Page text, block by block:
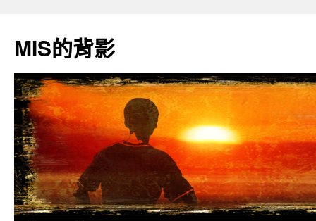
主
要
容
MIS的背影